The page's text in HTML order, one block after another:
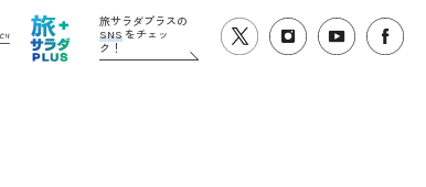
旅サラダプラスの
SNSをチェッ
ク！